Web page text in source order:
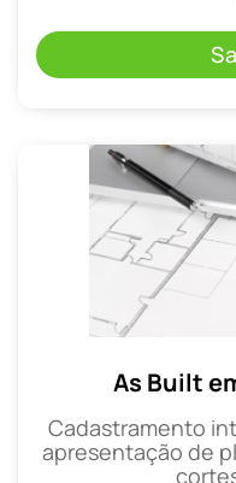
As Built
Cadastramento
apresentação de